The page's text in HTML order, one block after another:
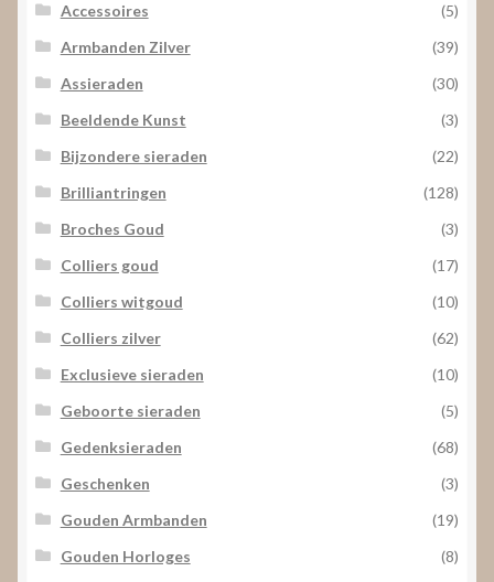
Accessoires
(5)
Armbanden Zilver
(39)
Assieraden
(30)
Beeldende Kunst
(3)
Bijzondere sieraden
(22)
Brilliantringen
(128)
Broches Goud
(3)
Colliers goud
(17)
Colliers witgoud
(10)
Colliers zilver
(62)
Exclusieve sieraden
(10)
Geboorte sieraden
(5)
Gedenksieraden
(68)
Geschenken
(3)
Gouden Armbanden
(19)
Gouden Horloges
(8)